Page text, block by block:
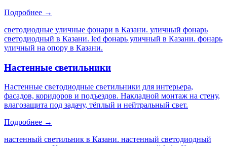
Подробнее →
светодиодные уличные фонари в Казани. уличный фонарь
светодиодный в Казани. led фонарь уличный в Казани. фонарь
уличный на опору в Казани.
Настенные светильники
Настенные светодиодные светильники для интерьера,
фасадов, коридоров и подъездов. Накладной монтаж на стену,
влагозащита под задачу, тёплый и нейтральный свет.
Подробнее →
настенный светильник в Казани. настенный светодиодный